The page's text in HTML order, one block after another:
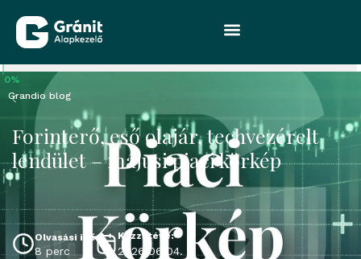
Grandio blog
Forinterő, eső olajár, techvezérelt
lendület – májusi piaci körkép
Olvasási idő
8 perc
Közzétéve:
2026.06.04.
0%